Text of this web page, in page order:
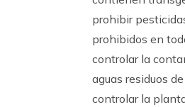
prohibir
prohibidos en
controlar la
aguas residuos
controlar la